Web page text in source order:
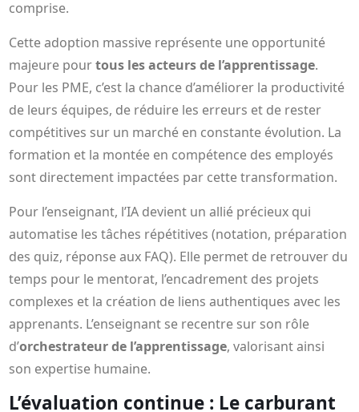
comprise.
Cette adoption massive représente une opportunité
majeure pourtous les acteurs de l’apprentissage.
Pour les PME, c’est la chance d’améliorer la productivité
de leurs équipes, de réduire les erreurs et de rester
compétitives sur un marché en constante évolution. La
formation et la montée en compétence des employés
sont directement impactées par cette transformation.
Pour l’enseignant, l’IA devient un allié précieux qui
automatise les tâches répétitives (notation, préparation
des quiz, réponse aux FAQ). Elle permet de retrouver du
temps pour le mentorat, l’encadrement des projets
complexes et la création de liens authentiques avec les
apprenants. L’enseignant se recentre sur son rôle
d’orchestrateur de l’apprentissage, valorisant ainsi
son expertise humaine.
L’évaluation continue : Le carburant